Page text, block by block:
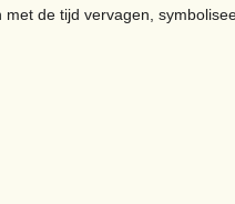
de tijd vervagen,